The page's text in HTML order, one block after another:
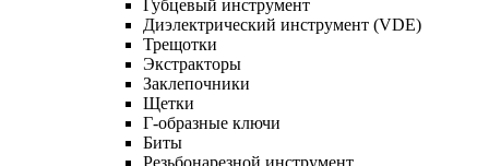
Губцевый инструмент
Диэлектрический инструмент (VDE)
Трещотки
Экстракторы
Заклепочники
Щетки
Г-образные ключи
Биты